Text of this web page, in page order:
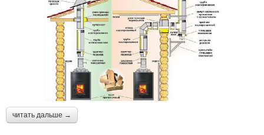
читать дальше →